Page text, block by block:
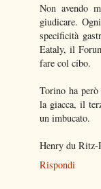
Non avendo
giudicare.
specificità
Eataly, il
fare col cibo.
Torino ha
la giacca, il
un imbucato.
Henry du Ritz-
Rispondi